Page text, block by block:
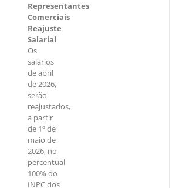
Representantes
Comerciais
Reajuste
Salarial
Os
salários
de abril
de 2026,
serão
reajustados,
a partir
de 1º de
maio de
2026, no
percentual
100% do
INPC dos